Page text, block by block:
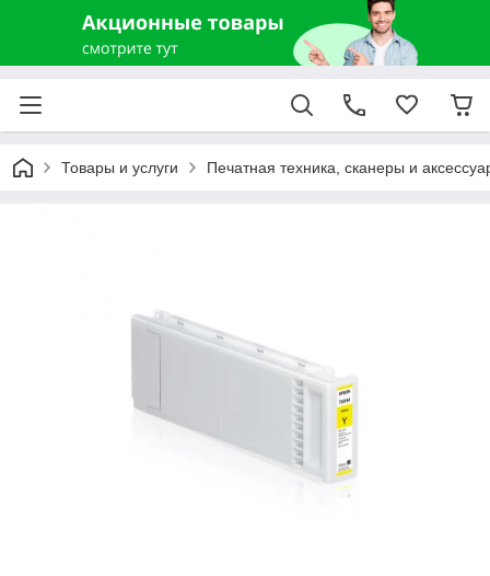
Товары и услуги Печатная техника, сканеры и